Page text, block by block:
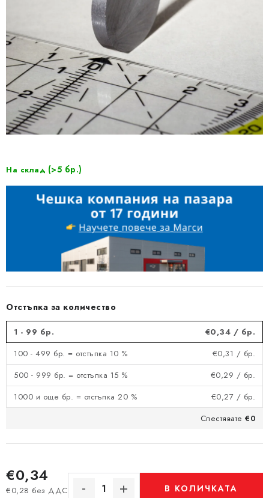
На склад (>5 бр.)
Отстъпка за количество
1 - 99 бр. €0,34 / бр.
100 - 499 бр. = отстъпка 10 %
€0,31 / бр.
500 - 999 бр. = отстъпка 15 %
€0,29 / бр.
1000 и още бр. = отстъпка 20 %
€0,27 / бр.
Спестявате €0
€0,34
€0,28 без ДДС В КОЛИЧКАТА